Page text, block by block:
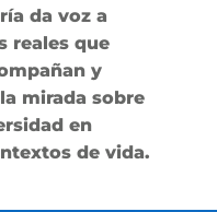
da voz a
reales que
y
mirada sobre
en
de vida.